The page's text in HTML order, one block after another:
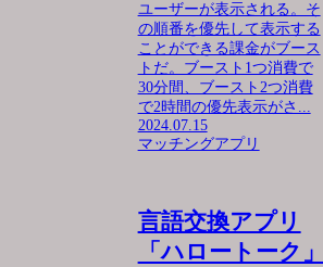
ユーザーが表示される。そ
の順番を優先して表示する
ことができる課金がブース
トだ。ブースト1つ消費で
30分間、ブースト2つ消費
で2時間の優先表示がさ...
2024.07.15
マッチングアプリ
言語交換アプリ
「ハロートーク」